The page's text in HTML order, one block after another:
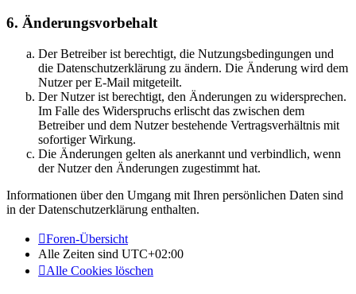
6. Änderungsvorbehalt
Der Betreiber ist berechtigt, die Nutzungsbedingungen und
die Datenschutzerklärung zu ändern. Die Änderung wird dem
Nutzer per E-Mail mitgeteilt.
Der Nutzer ist berechtigt, den Änderungen zu widersprechen.
Im Falle des Widerspruchs erlischt das zwischen dem
Betreiber und dem Nutzer bestehende Vertragsverhältnis mit
sofortiger Wirkung.
Die Änderungen gelten als anerkannt und verbindlich, wenn
der Nutzer den Änderungen zugestimmt hat.
Informationen über den Umgang mit Ihren persönlichen Daten sind
in der Datenschutzerklärung enthalten.
Foren-Übersicht
Alle Zeiten sind UTC+02:00
Alle Cookies löschen